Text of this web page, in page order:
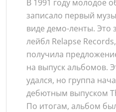
В 1991 году молодое
записало первый
виде демо-ленты. Это
лейбл Relapse
получила
на выпуск альбомов.
удался, но группа
дебютным выпуском
По итогам, альбом